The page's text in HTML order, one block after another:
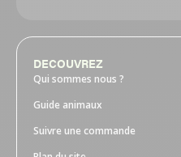
DECOUVREZ
Qui sommes nous ?
Guide animaux
Suivre une commande